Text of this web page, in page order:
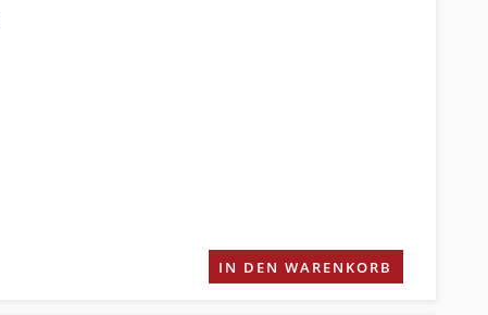
IN DEN WARENKORB